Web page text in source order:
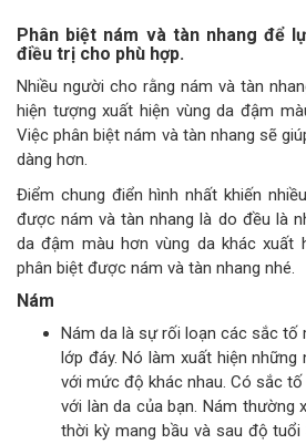
Phân biệt nám và tàn nhang để
điều trị cho phù hợp.
Nhiều người cho rằng nám và tàn
hiện tượng xuất hiện vùng da đậm
Việc phân biệt nám và tàn nhang sẽ
dàng hơn.
Điểm chung điển hình nhất khiến
được nám và tàn nhang là do đều là
da đậm màu hơn vùng da khác xuất
phân biệt được nám và tàn nhang nhé.
Nám
Nám da là sự rối loạn các sắc tố
lớp đáy. Nó làm xuất hiện
với mức độ khác nhau. Có sắc
với làn da của bạn. Nám thường
thời kỳ mang bầu và sau độ